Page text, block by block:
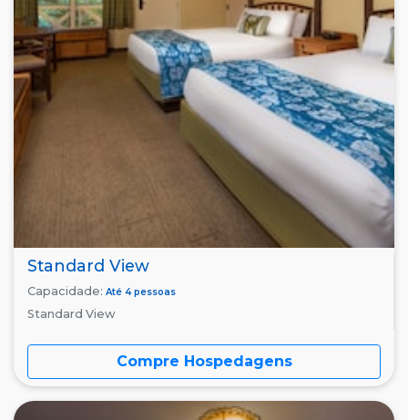
Standard View
Capacidade: Até 4 pessoas
Standard View
Compre Hospedagens